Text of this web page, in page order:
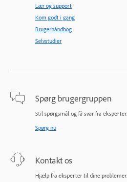
Lær og support
Kom godt i gang
Brugerhåndbog
Selvstudier
Spørg brugergruppen
Stil spørgsmål og få svar fra eksperter.
Spørg nu
Kontakt os
Hjælp fra eksperter til dine problemer.